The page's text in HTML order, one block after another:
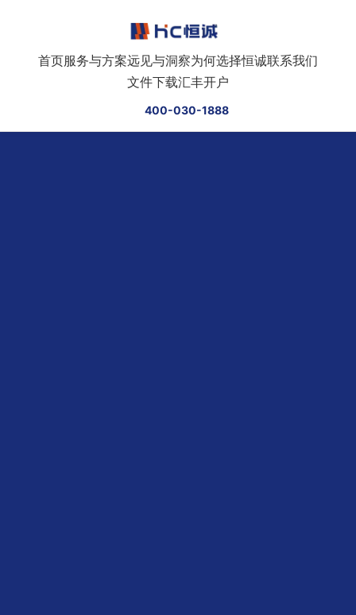
首页服务与方案远见与洞察为何选择恒诚联系我们
文件下载汇丰开户
400-030-1888